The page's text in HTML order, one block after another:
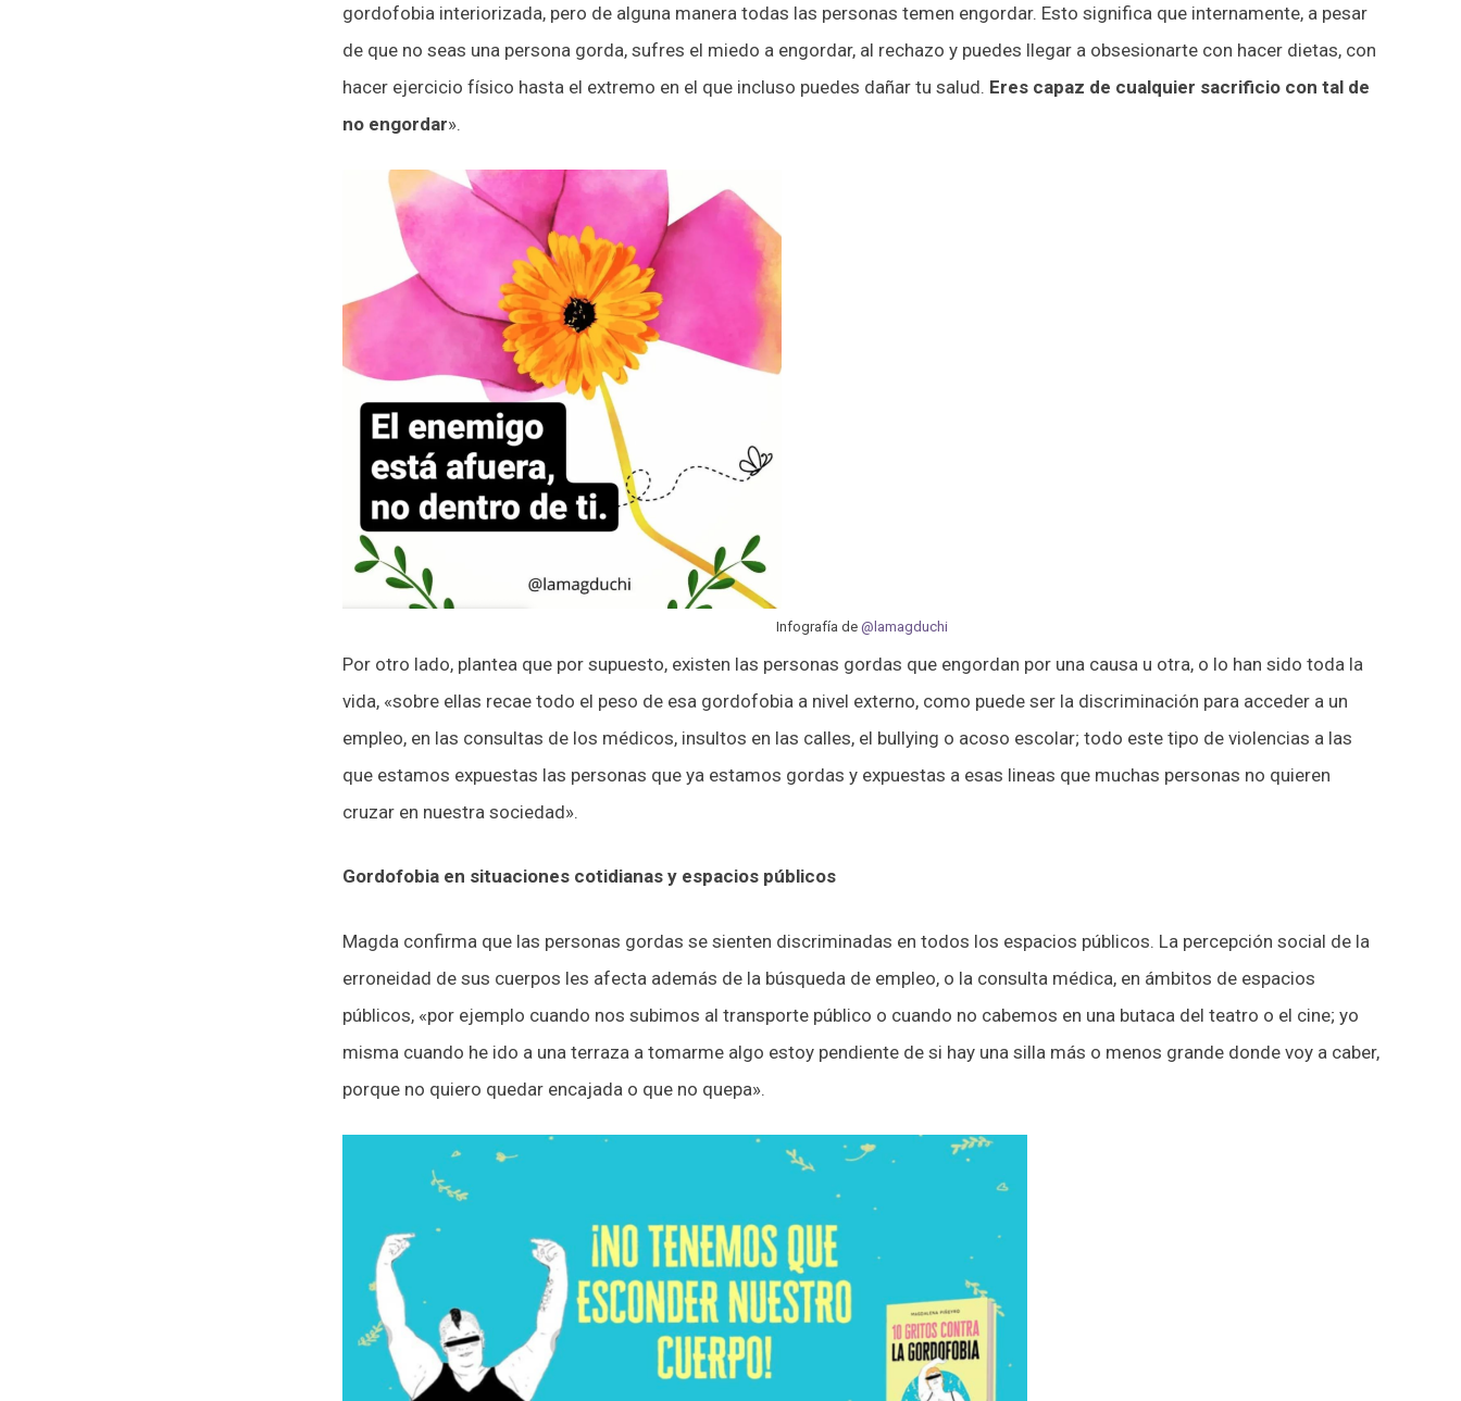
gordofobia interiorizada, pero de alguna manera todas las personas temen engordar. Esto significa que internamente, a pesar
de que no seas una persona gorda, sufres el miedo a engordar, al rechazo y puedes llegar a obsesionarte con hacer dietas, con
hacer ejercicio físico hasta el extremo en el que incluso puedes dañar tu salud. Eres capaz de cualquier sacrificio con tal de
no engordar».
Infografía de @lamagduchi
Por otro lado, plantea que por supuesto, existen las personas gordas que engordan por una causa u otra, o lo han sido toda la
vida, «sobre ellas recae todo el peso de esa gordofobia a nivel externo, como puede ser la discriminación para acceder a un
empleo, en las consultas de los médicos, insultos en las calles, el bullying o acoso escolar; todo este tipo de violencias a las
que estamos expuestas las personas que ya estamos gordas y expuestas a esas lineas que muchas personas no quieren
cruzar en nuestra sociedad».
Gordofobia en situaciones cotidianas y espacios públicos
Magda confirma que las personas gordas se sienten discriminadas en todos los espacios públicos. La percepción social de la
erroneidad de sus cuerpos les afecta además de la búsqueda de empleo, o la consulta médica, en ámbitos de espacios
públicos, «por ejemplo cuando nos subimos al transporte público o cuando no cabemos en una butaca del teatro o el cine; yo
misma cuando he ido a una terraza a tomarme algo estoy pendiente de si hay una silla más o menos grande donde voy a caber,
porque no quiero quedar encajada o que no quepa».